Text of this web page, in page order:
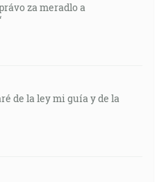
za meradlo a
de la ley mi guía y de la